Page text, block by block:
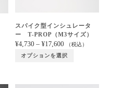
スパイク型インシュレータ
ー T-PROP（M3サイズ）
¥4,730 –¥17,600 （税込）
オプションを選択